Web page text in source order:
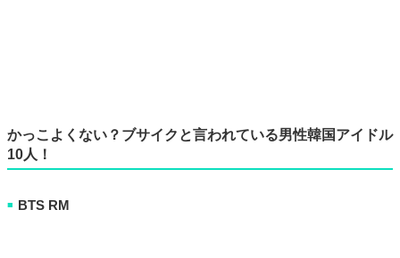
かっこよくない？ブサイクと言われている男性韓国アイドル
10人！
■ BTS RM